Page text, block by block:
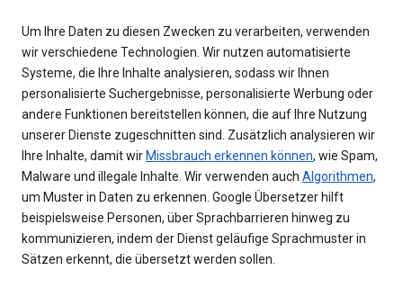
Um Ihre Daten zu diesen Zwecken zu verarbeiten, verwenden
wir verschiedene Technologien. Wir nutzen automatisierte
Systeme, die Ihre Inhalte analysieren, sodass wir Ihnen
personalisierte Suchergebnisse, personalisierte Werbung oder
andere Funktionen bereitstellen können, die auf Ihre Nutzung
unserer Dienste zugeschnitten sind. Zusätzlich analysieren wir
Ihre Inhalte, damit wir Missbrauch erkennen können, wie Spam,
Malware und illegale Inhalte. Wir verwenden auch Algorithmen,
um Muster in Daten zu erkennen. Google Übersetzer hilft
beispielsweise Personen, über Sprachbarrieren hinweg zu
kommunizieren, indem der Dienst geläufige Sprachmuster in
Sätzen erkennt, die übersetzt werden sollen.